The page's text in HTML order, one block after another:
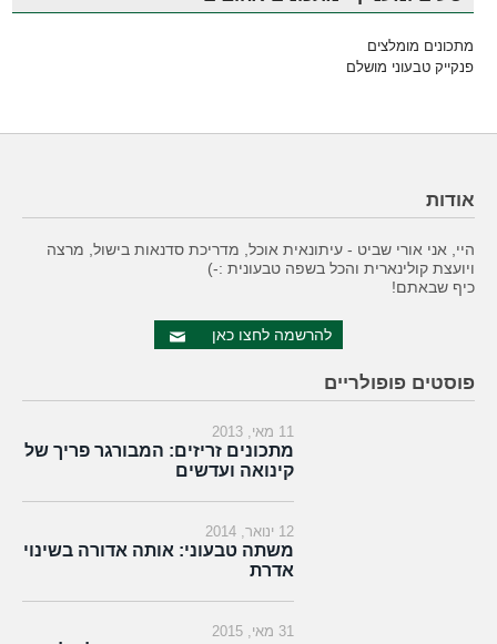
מתכונים מומלצים
פנקייק טבעוני מושלם
אודות
היי, אני אורי שביט - עיתונאית אוכל, מדריכת סדנאות בישול, מרצה
ויועצת קולינארית והכל בשפה טבעונית :-)
כיף שבאתם!
להרשמה לחצו כאן
פוסטים פופולריים
11 מאי, 2013
מתכונים זריזים: המבורגר פריך של
קינואה ועדשים
12 ינואר, 2014
משתה טבעוני: אותה אדורה בשינוי
אדרת
31 מאי, 2015